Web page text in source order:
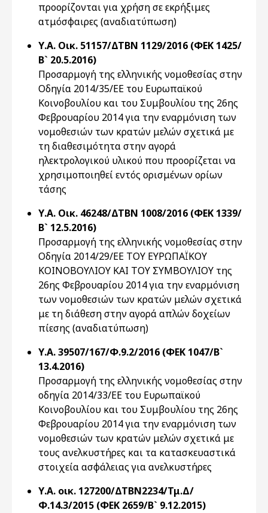
προορίζονται για χρήση σε εκρήξιμες
ατμόσφαιρες (αναδιατύπωση)
Υ.Α. Οικ. 51157/ΔΤΒΝ 1129/2016 (ΦΕΚ 1425/
Β` 20.5.2016)
Προσαρμογή της ελληνικής νομοθεσίας στην
Οδηγία 2014/35/ΕΕ του Ευρωπαϊκού
Κοινοβουλίου και του Συμβουλίου της 26ης
Φεβρουαρίου 2014 για την εναρμόνιση των
νομοθεσιών των κρατών μελών σχετικά με
τη διαθεσιμότητα στην αγορά
ηλεκτρολογικού υλικού που προορίζεται να
χρησιμοποιηθεί εντός ορισμένων ορίων
τάσης
Υ.Α. Οικ. 46248/ΔΤΒΝ 1008/2016 (ΦΕΚ 1339/
Β` 12.5.2016)
Προσαρμογή της ελληνικής νομοθεσίας στην
Οδηγία 2014/29/ΕΕ ΤΟΥ ΕΥΡΩΠΑΪΚΟΥ
ΚΟΙΝΟΒΟΥΛΙΟΥ ΚΑΙ ΤΟΥ ΣΥΜΒΟΥΛΙΟΥ της
26ης Φεβρουαρίου 2014 για την εναρμόνιση
των νομοθεσιών των κρατών μελών σχετικά
με τη διάθεση στην αγορά απλών δοχείων
πίεσης (αναδιατύπωση)
Υ.Α. 39507/167/Φ.9.2/2016 (ΦΕΚ 1047/Β`
13.4.2016)
Προσαρμογή της ελληνικής νομοθεσίας στην
οδηγία 2014/33/ΕE του Ευρωπαϊκού
Κοινοβουλίου και του Συμβουλίου της 26ης
Φεβρουαρίου 2014 για την εναρμόνιση των
νομοθεσιών των κρατών μελών σχετικά με
τους ανελκυστήρες και τα κατασκευαστικά
στοιχεία ασφάλειας για ανελκυστήρες
Υ.Α. οικ. 127200/ΔΤΒΝ2234/Τμ.Δ/
Φ.14.3/2015 (ΦΕΚ 2659/Β` 9.12.2015)